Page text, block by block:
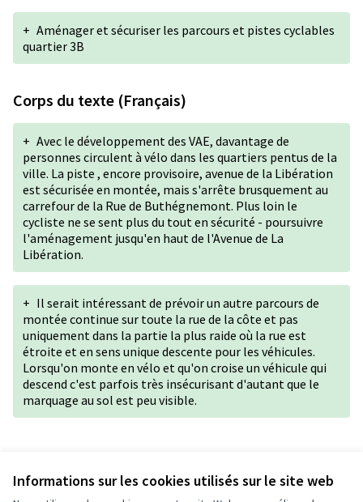
Informations sur les cookies utilisés sur le site web
+ Aménager et sécuriser les parcours et pistes cyclables
quartier 3B
Corps du texte (Français)
+ Avec le développement des VAE, davantage de
personnes circulent à vélo dans les quartiers pentus de la
ville. La piste , encore provisoire, avenue de la Libération
est sécurisée en montée, mais s'arrête brusquement au
carrefour de la Rue de Buthégnemont. Plus loin le
cycliste ne se sent plus du tout en sécurité - poursuivre
l'aménagement jusqu'en haut de l'Avenue de La
Libération.
+ Il serait intéressant de prévoir un autre parcours de
montée continue sur toute la rue de la côte et pas
uniquement dans la partie la plus raide où la rue est
étroite et en sens unique descente pour les véhicules.
Lorsqu'on monte en vélo et qu'on croise un véhicule qui
descend c'est parfois très insécurisant d'autant que le
marquage au sol est peu visible.
Version 1 de 1